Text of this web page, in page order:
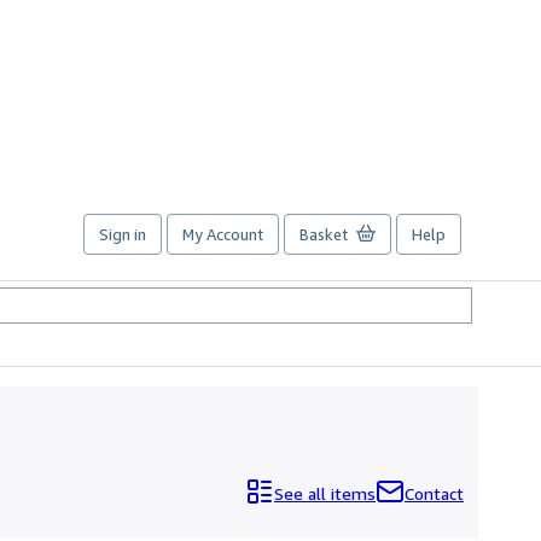
Sign in My Account Basket Help
See all items Contact